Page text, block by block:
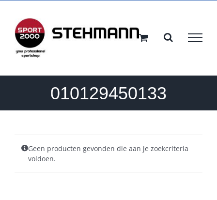
inhoud
010129450133
Geen producten gevonden die aan je zoekcriteria
voldoen.